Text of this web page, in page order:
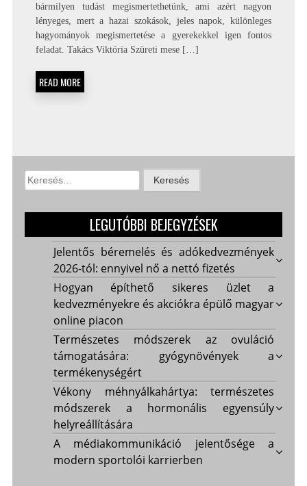
bármilyen tudást megismertethetünk, ami azért nagyon
lényeges, mert a hazai szokások, jeles napok, különleges
hagyományok megismertetése a gyerekekkel igen fontos
feladat. Takács Viktória Szüreti mese […]
READ MORE
Keresés:
LEGUTÓBBI BEJEGYZÉSEK
Jelentős béremelés és adókedvezmények
2026-tól: ennyivel nő a nettó fizetés
Hogyan építhető sikeres üzlet a
kedvezményekre és akciókra épülő magyar
online piacon
Természetes módszerek az ovuláció
támogatására: gyógynövények a
termékenységért
Vékony méhnyálkahártya: természetes
módszerek a hormonális egyensúly
helyreállítására
A médiakommunikáció jelentősége a
modern sportolói karrierben